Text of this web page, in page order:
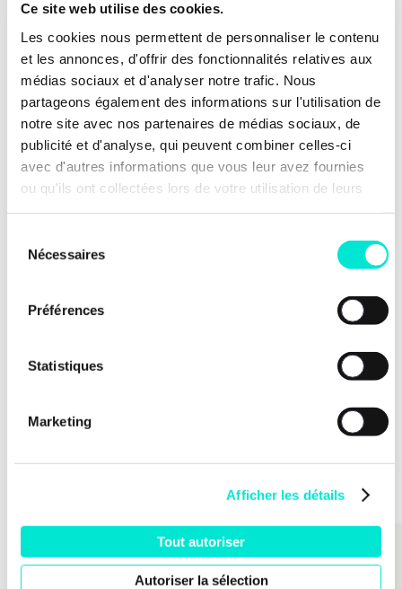
Ce site web utilise des cookies.
Les cookies nous permettent de personnaliser le contenu
et les annonces, d'offrir des fonctionnalités relatives aux
médias sociaux et d'analyser notre trafic. Nous
partageons également des informations sur l'utilisation de
notre site avec nos partenaires de médias sociaux, de
publicité et d'analyse, qui peuvent combiner celles-ci
avec d'autres informations que vous leur avez fournies
ou qu'ils ont collectées lors de votre utilisation de leurs
Nécessaires
Préférences
Statistiques
Marketing
Afficher les détails
Tout autoriser
Autoriser la sélection
Prénom*
Email*
j'autorise Les Engagés à me contacter afin
connaissance de
PARTAGER